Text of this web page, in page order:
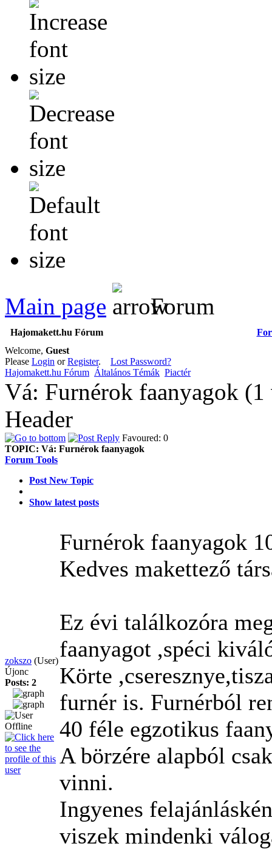
Main page Forum
Hajomakett.hu Fórum
Welcome, Guest
Please Login orRegister. Lost Password?
Hajomakett.hu Fórum Általános Témák Piactér
Vá: Furnérok faanyagok
Header
Favoured: 0
TOPIC: Vá: Furnérok faanyagok
Forum Tools
Post New Topic
Show latest posts
zokszo (User)
Újonc
Posts: 2
Furnérok faanyagok
Kedves makettező
Ez évi találkozóra
faanyagot ,spéci
Körte
furnér is. Furnérból
40 féle egzotikus
A börzére alapból
vinni.
Ingyenes
viszek mindenki